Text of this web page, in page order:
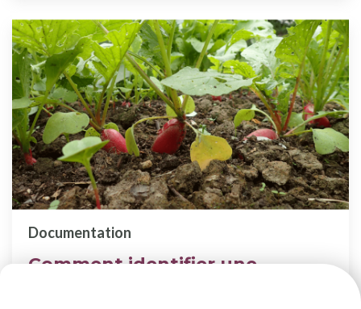
Comment identifier une
Documentation